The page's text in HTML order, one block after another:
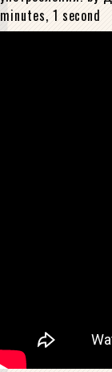
minutes, 1 second